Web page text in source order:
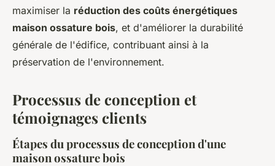
maximiser la réduction des coûts énergétiques
maison ossature bois, et d'améliorer la durabilité
générale de l'édifice, contribuant ainsi à la
préservation de l'environnement.
Processus de conception et
témoignages clients
Étapes du processus de conception d'une
maison ossature bois